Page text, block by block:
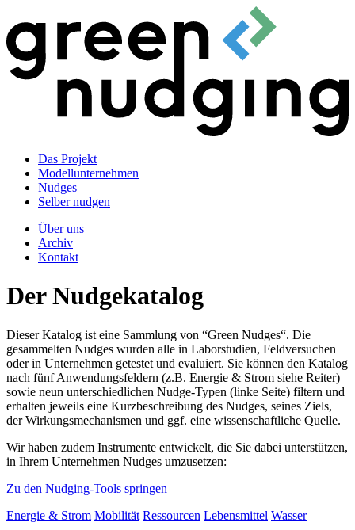
Das Projekt
Modellunternehmen
Nudges
Selber nudgen
Über uns
Archiv
Kontakt
Der Nudgekatalog
Dieser Katalog ist eine Sammlung von “Green Nudges“. Die
gesammelten Nudges wurden alle in Laborstudien, Feldversuchen
oder in Unternehmen getestet und evaluiert. Sie können den Katalog
nach fünf Anwendungsfeldern (z.B. Energie & Strom siehe Reiter)
sowie neun unterschiedlichen Nudge-Typen (linke Seite) filtern und
erhalten jeweils eine Kurzbeschreibung des Nudges, seines Ziels,
der Wirkungsmechanismen und ggf. eine wissenschaftliche Quelle.
Wir haben zudem Instrumente entwickelt, die Sie dabei unterstützen,
in Ihrem Unternehmen Nudges umzusetzen:
Zu den Nudging-Tools springen
Energie & Strom Mobilität Ressourcen Lebensmittel Wasser